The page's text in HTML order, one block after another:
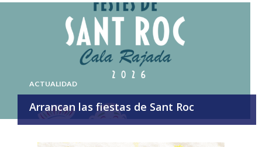
ACTUALIDAD
Arrancan las fiestas de Sant Roc